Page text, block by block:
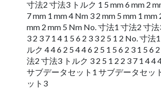
寸法2 寸法3 トルク 1 5 mm 6 mm 2
7 mm 1 mm 4 Nm 3 2 mm 5 mm 1 mm
mm 2 mm 5 Nm No. 寸法1 寸法2 寸
3 2 3 7 1 4 1 5 6 2 3 3 2 5 1 2 No. 寸法
ルク 4 4 6 2 5 4 4 6 2 5 1 5 6 2 3 1 5 6
法2 寸法3 トルク 3 2 5 1 2 2 3 7 1 4 4
サブデータセット1 サブデータセッ
ット3